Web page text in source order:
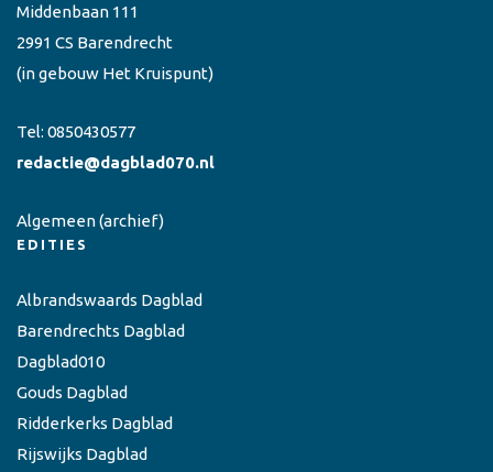
Middenbaan 111
2991 CS Barendrecht
(in gebouw Het Kruispunt)
Tel: 0850430577
redactie@dagblad070.nl
Algemeen(archief)
EDITIES
Albrandswaards Dagblad
Barendrechts Dagblad
Dagblad010
Gouds Dagblad
Ridderkerks Dagblad
Rijswijks Dagblad